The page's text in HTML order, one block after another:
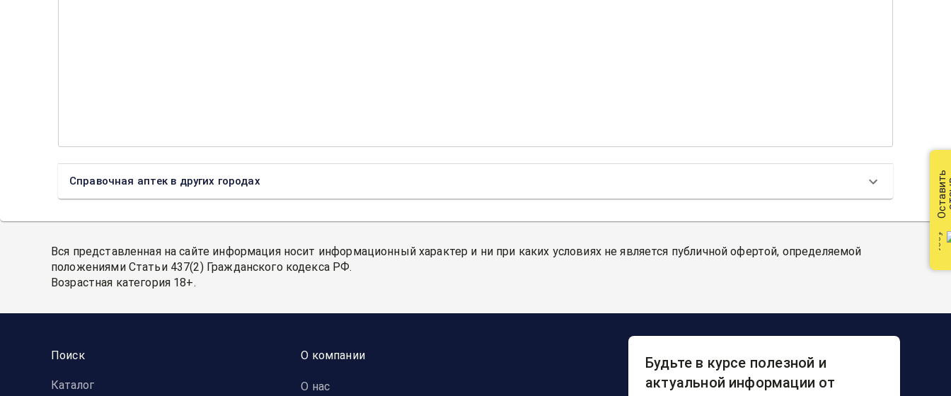
Справочная аптек в других городах
Вся представленная на сайте информация носит информационный характер и ни при каких условиях не является публичной офертой, определяемой
положениями Статьи 437(2) Гражданского кодекса РФ.
Возрастная категория 18+.
Поиск
Каталог
О компании
О нас
Будьте в курсе полезной и
актуальной информации от
Оставить